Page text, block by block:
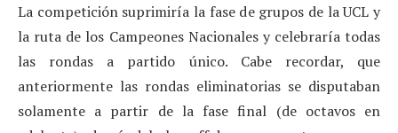
La competición suprimiría la fase de grupos de la UCL y
la ruta de los Campeones Nacionales y celebraría todas
las rondas a partido único. Cabe recordar, que
anteriormente las rondas eliminatorias se disputaban
solamente a partir de la fase final (de octavos en